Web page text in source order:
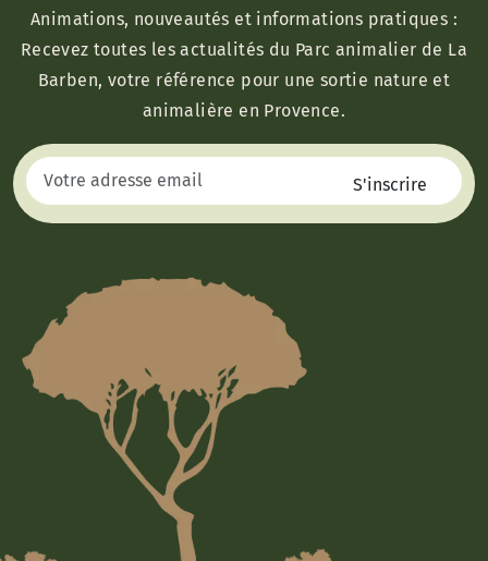
Animations, nouveautés et informations pratiques :
Recevez toutes les actualités du Parc animalier de La
Barben, votre référence pour une sortie nature et
animalière en Provence.